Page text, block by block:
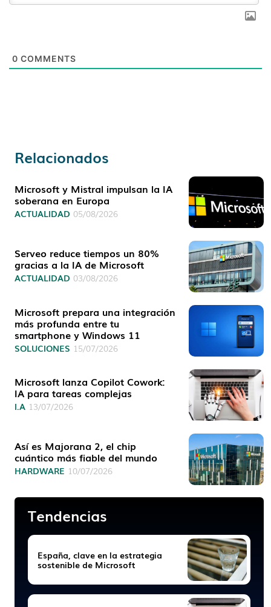
0 COMMENTS
Relacionados
Microsoft y Mistral impulsan la IA
soberana en Europa
ACTUALIDAD 05/08/2026
Serveo reduce tiempos un 80%
gracias a la IA de Microsoft
ACTUALIDAD 03/08/2026
Microsoft prepara una integración
más profunda entre tu
smartphone y Windows 11
SOLUCIONES 15/07/2026
Microsoft lanza Copilot Cowork:
IA para tareas complejas
I.A 13/07/2026
Así es Majorana 2, el chip
cuántico más fiable del mundo
HARDWARE 10/07/2026
Tendencias
España, clave en la estrategia
sostenible de Microsoft